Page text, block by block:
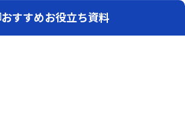
おすすめお役立ち資料